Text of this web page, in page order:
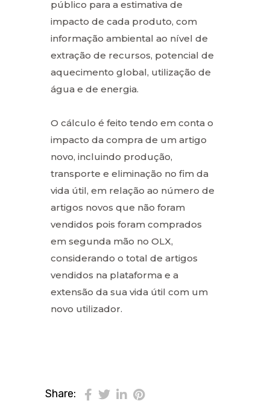
público para a estimativa de
impacto de cada produto, com
informação ambiental ao nível de
extração de recursos, potencial de
aquecimento global, utilização de
água e de energia.
O cálculo é feito tendo em conta o
impacto da compra de um artigo
novo, incluindo produção,
transporte e eliminação no fim da
vida útil, em relação ao número de
artigos novos que não foram
vendidos pois foram comprados
em segunda mão no OLX,
considerando o total de artigos
vendidos na plataforma e a
extensão da sua vida útil com um
novo utilizador.
Share: